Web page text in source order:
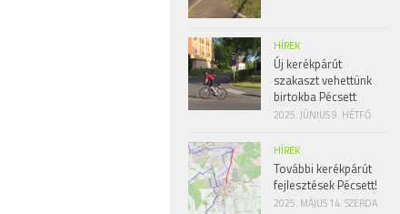
HÍREK
Új kerékpárút
szakaszt vehettünk
birtokba Pécsett
2025. JÚNIUS 9. HÉTFŐ
HÍREK
További kerékpárút
fejlesztések Pécsett!
2025. MÁJUS 14. SZERDA